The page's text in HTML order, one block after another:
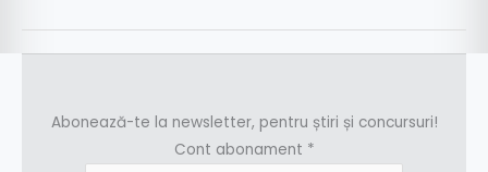
Abonează-te la newsletter, pentru știri și concursuri!
Cont abonament *